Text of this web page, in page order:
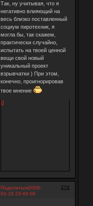
Так, ну учитывая, что я
негативно влияющий на
весь близко поставленный
социум пиротехник, я
могла бы, так скажем,
практически случайно,
испытать на твоей ценной
вещи свой новый
уникальный проект
взрывчатки ) При этом,
конечно, проигнорировав
твое мнение
0
Поделиться 276
2008-
02-18 23:49:06